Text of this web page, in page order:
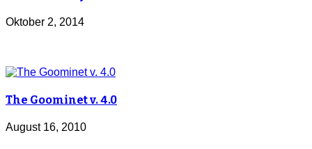
Oktober 2, 2014
The Goominet v. 4.0
August 16, 2010